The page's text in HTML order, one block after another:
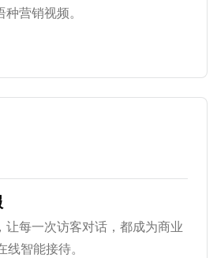
营销视频。
让每一次访客对话，都成为商业
智能接待。